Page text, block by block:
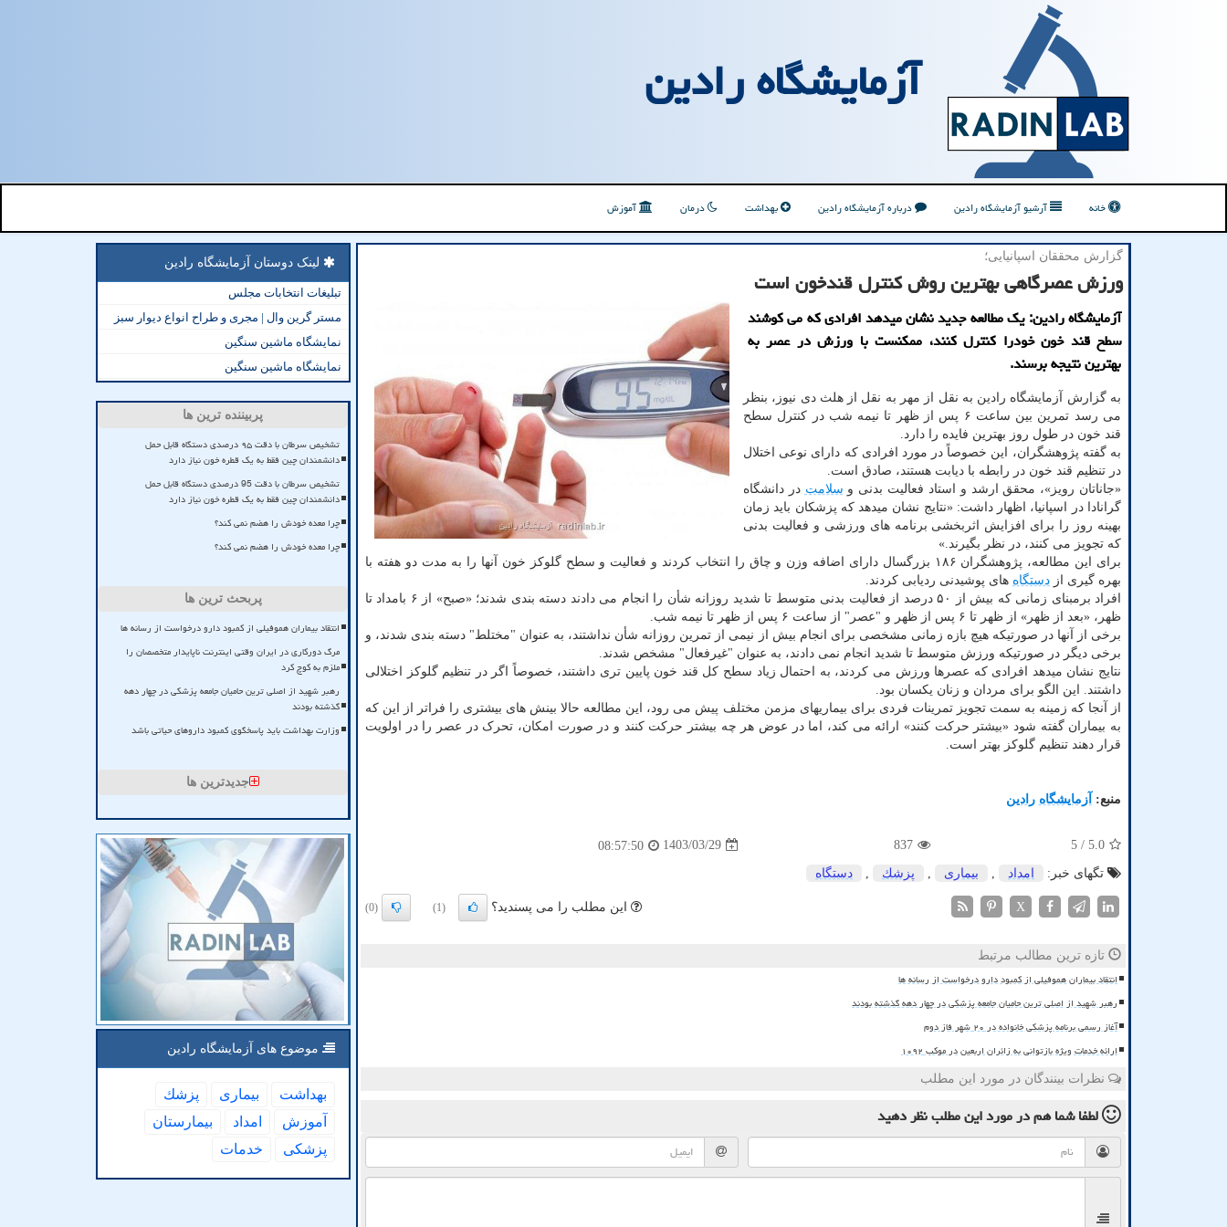
آزمایشگاه رادین
خانه آرشیو آزمایشگاه رادین درباره آزمایشگاه رادین بهداشت درمان آموزش
گزارش محققان اسپانیایی؛
ورزش عصرگاهی بهترین روش کنترل قندخون است
آزمایشگاه رادین: یک مطالعه جدید نشان میدهد افرادی که می کوشند
سطح قند خون خودرا کنترل کنند، ممکنست با ورزش در عصر به
بهترین نتیجه برسند.
به گزارش آزمایشگاه رادین به نقل از مهر به نقل از هلث دی نیوز، بنظر
می رسد تمرین بین ساعت ۶ پس از ظهر تا نیمه شب در کنترل سطح
قند خون در طول روز بهترین فایده را دارد.
به گفته پژوهشگران، این خصوصاً در مورد افرادی که دارای نوعی اختلال
در تنظیم قند خون در رابطه با دیابت هستند، صادق است.
«جاناتان رویز»، محقق ارشد و استاد فعالیت بدنی و سلامت در دانشگاه
گرانادا در اسپانیا، اظهار داشت: «نتایج نشان میدهد که پزشکان باید زمان
بهینه روز را برای افزایش اثربخشی برنامه های ورزشی و فعالیت بدنی
که تجویز می کنند، در نظر بگیرند.»
برای این مطالعه، پژوهشگران ۱۸۶ بزرگسال دارای اضافه وزن و چاق را انتخاب کردند و فعالیت و سطح گلوکز خون آنها را به مدت دو هفته با
بهره گیری از دستگاه های پوشیدنی ردیابی کردند.
افراد برمبنای زمانی که بیش از ۵۰ درصد از فعالیت بدنی متوسط تا شدید روزانه شأن را انجام می دادند دسته بندی شدند؛ «صبح» از ۶ بامداد تا
ظهر، «بعد از ظهر» از ظهر تا ۶ پس از ظهر و "عصر" از ساعت ۶ پس از ظهر تا نیمه شب.
برخی از آنها در صورتیکه هیچ بازه زمانی مشخصی برای انجام بیش از نیمی از تمرین روزانه شأن نداشتند، به عنوان "مختلط" دسته بندی شدند، و
برخی دیگر در صورتیکه ورزش متوسط تا شدید انجام نمی دادند، به عنوان "غیرفعال" مشخص شدند.
نتایج نشان میدهد افرادی که عصرها ورزش می کردند، به احتمال زیاد سطح کل قند خون پایین تری داشتند، خصوصاً اگر در تنظیم گلوکز اختلالی
داشتند. این الگو برای مردان و زنان یکسان بود.
از آنجا که زمینه به سمت تجویز تمرینات فردی برای بیماریهای مزمن مختلف پیش می رود، این مطالعه حالا بینش های بیشتری را فراتر از این که
به بیماران گفته شود «بیشتر حرکت کنند» ارائه می کند، اما در عوض هر چه بیشتر حرکت کنند و در صورت امکان، تحرک در عصر را در اولویت
قرار دهند تنظیم گلوکز بهتر است.
منبع: آزمایشگاه رادین
5.0
/ 5
837
1403/03/29
08:57:50
تگهای خبر:
امداد بیماری پزشك دستگاه
X این مطلب را می پسندید؟ (1)
(0)
تازه ترین مطالب مرتبط
انتقاد بیماران هموفیلی از کمبود دارو درخواست از رسانه ها
رهبر شهید از اصلی ترین حامیان جامعه پزشکی در چهار دهه گذشته بودند
آغاز رسمی برنامه پزشکی خانواده در ۲۰ شهر فاز دوم
ارائه خدمات ویژه بازتوانی به زائران اربعین در موکب ۱۰۹۲
نظرات بینندگان در مورد این مطلب
لطفا شما همدر مورد این مطلبنظر دهید
لینک دوستان آزمایشگاه رادین
تبلیغات انتخابات مجلس
مستر گرین وال | مجری و طراح انواع دیوار سبز
نمایشگاه ماشین سنگین
نمایشگاه ماشین سنگین
پربیننده ترین ها
تشخیص سرطان با دقت ۹۵ درصدی دستگاه قابل حمل
دانشمندان چین فقط به یک قطره خون نیاز دارد
تشخیص سرطان با دقت 95 درصدی دستگاه قابل حمل
دانشمندان چین فقط به یک قطره خون نیاز دارد
چرا معده خودش را هضم نمی کند؟
چرا معده خودش را هضم نمی کند؟
پربحث ترین ها
انتقاد بیماران هموفیلی از کمبود دارو درخواست از رسانه ها
مرگ دورکاری در ایران وقتی اینترنت ناپایدار متخصصان را
ملزم به کوچ کرد
رهبر شهید از اصلی ترین حامیان جامعه پزشکی در چهار دهه
گذشته بودند
وزارت بهداشت باید پاسخگوی کمبود داروهای حیاتی باشد
جدیدترین ها
موضوع های آزمایشگاه رادین
بهداشت بیماری
پزشك
آموزش
امداد
بیمارستان
پزشكی
خدمات